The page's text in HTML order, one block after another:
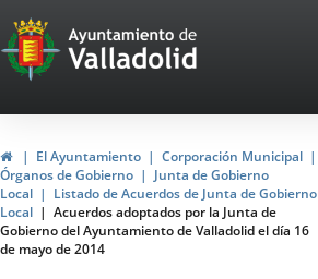
Portal
Web
del
Ayuntamiento
de
Valladolid
HomeEl Ayuntamiento
Corporación Municipal
Órganos de Gobierno
Junta de Gobierno
Local
Listado de Acuerdos de Junta de Gobierno
Local
Acuerdos adoptados por la Junta de
Gobierno del Ayuntamiento de Valladolid el día 16
de mayo de 2014